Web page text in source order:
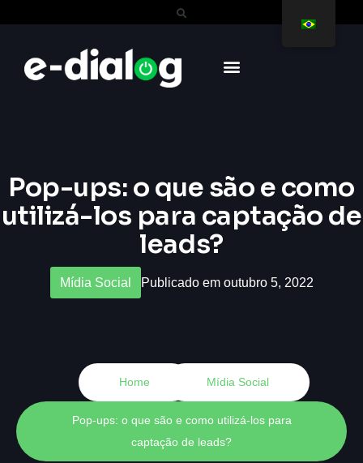
Pop-ups: o que são e como
utilizá-los para captação de
leads?
Mídia Social Publicado em outubro 5, 2022
Home Mídia Social
Pop-ups: o que são e como utilizá-los para
captação de leads?